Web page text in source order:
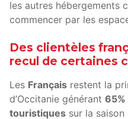
les autres hébergements
commencer par les
Des clientèles
recul de certaines
Les Français restent la
d’Occitanie générant
touristiques sur la